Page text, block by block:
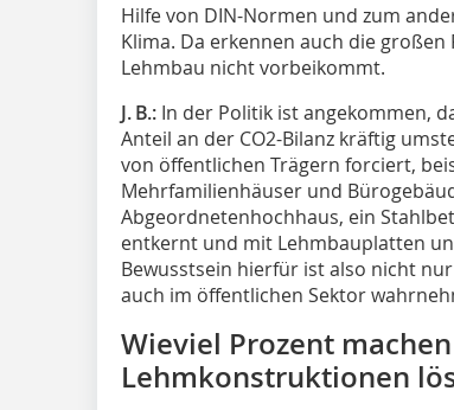
Hilfe von DIN-Normen und zum
Klima. Da erkennen auch die
Lehmbau nicht vorbeikommt.
J. B.: In der Politik ist angekommen,
Anteil an der CO2-Bilanz kräftig
von öffentlichen Trägern forciert,
Mehrfamilienhäuser und
Abgeordnetenhochhaus, ein
entkernt und mit Lehmbauplatten
Bewusstsein hierfür ist also nicht
auch im öffentlichen Sektor
Wieviel Prozent
Lehmkonstruktionen